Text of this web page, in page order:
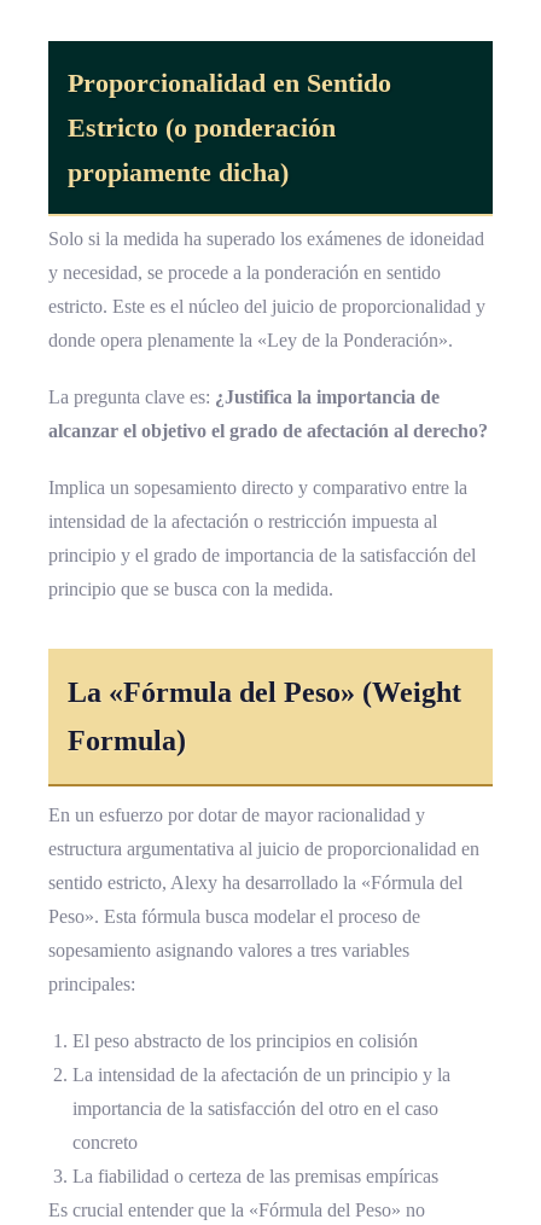
Proporcionalidad en Sentido
Estricto (o ponderación
propiamente dicha)
Solo si la medida ha superado los exámenes de idoneidad
y necesidad, se procede a la ponderación en sentido
estricto. Este es el núcleo del juicio de proporcionalidad y
donde opera plenamente la «Ley de la Ponderación».
La pregunta clave es: ¿Justifica la importancia de
alcanzar el objetivo el grado de afectación al derecho?
Implica un sopesamiento directo y comparativo entre la
intensidad de la afectación o restricción impuesta al
principio y el grado de importancia de la satisfacción del
principio que se busca con la medida.
La «Fórmula del Peso» (Weight
Formula)
En un esfuerzo por dotar de mayor racionalidad y
estructura argumentativa al juicio de proporcionalidad en
sentido estricto, Alexy ha desarrollado la «Fórmula del
Peso». Esta fórmula busca modelar el proceso de
sopesamiento asignando valores a tres variables
principales:
El peso abstracto de los principios en colisión
La intensidad de la afectación de un principio y la
importancia de la satisfacción del otro en el caso
concreto
La fiabilidad o certeza de las premisas empíricas
Es crucial entender que la «Fórmula del Peso» no